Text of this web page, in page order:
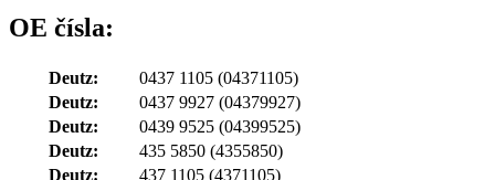
OE čísla:
Deutz: 0437 1105 (04371105)
Deutz:
0437 9927 (04379927)
Deutz:
0439 9525 (04399525)
Deutz:
435 5850 (4355850)
Deutz:
437 1105 (4371105)